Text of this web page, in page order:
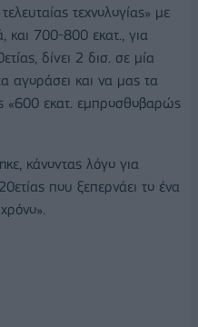
τεχνολογίας» με
και 700-800 εκατ., για
δίνει 2 δισ. σε μία
αγοράσει και να μας τα
«600 εκατ. εμπροσθοβαρώς
κάνοντας λόγο για
που ξεπερνάει το ένα